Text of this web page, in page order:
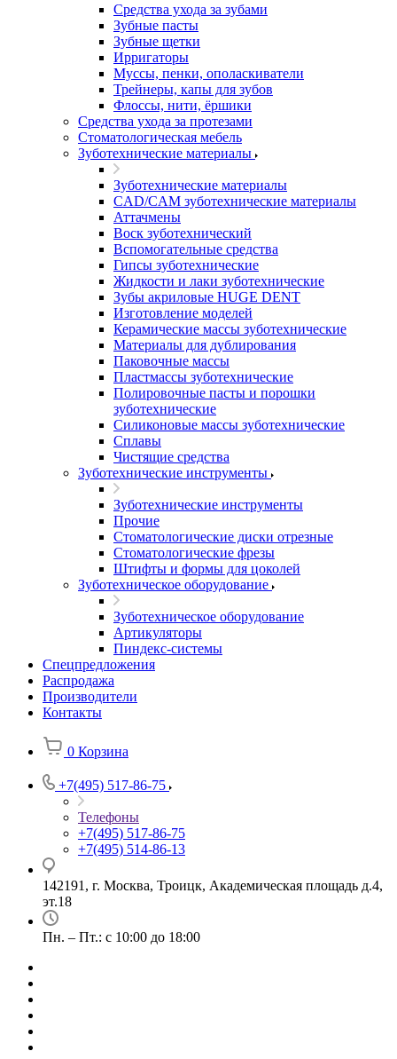
Средства ухода за зубами
Зубные пасты
Зубные щетки
Ирригаторы
Муссы, пенки, ополаскиватели
Трейнеры, капы для зубов
Флоссы, нити, ёршики
Средства ухода за протезами
Стоматологическая мебель
Зуботехнические материалы
Зуботехнические материалы
CAD/CAM зуботехнические материалы
Аттачмены
Воск зуботехнический
Вспомогательные средства
Гипсы зуботехнические
Жидкости и лаки зуботехнические
Зубы акриловые HUGE DENT
Изготовление моделей
Керамические массы зуботехнические
Материалы для дублирования
Паковочные массы
Пластмассы зуботехнические
Полировочные пасты и порошки
зуботехнические
Силиконовые массы зуботехнические
Сплавы
Чистящие средства
Зуботехнические инструменты
Зуботехнические инструменты
Прочие
Стоматологические диски отрезные
Стоматологические фрезы
Штифты и формы для цоколей
Зуботехническое оборудование
Зуботехническое оборудование
Артикуляторы
Пиндекс-системы
Спецпредложения
Распродажа
Производители
Контакты
0 Корзина
+7(495) 517-86-75
Телефоны
+7(495) 517-86-75
+7(495) 514-86-13
142191, г. Москва, Троицк, Академическая площадь д.4,
эт.18
Пн. – Пт.: с 10:00 до 18:00